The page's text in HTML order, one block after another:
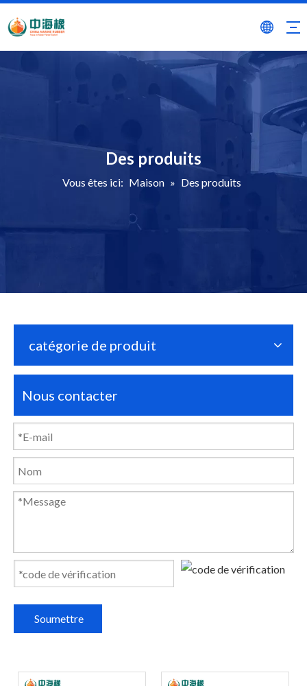
Des produits
Vous êtes ici: Maison » Des produits
catégorie de produit
Nous contacter
Soumettre